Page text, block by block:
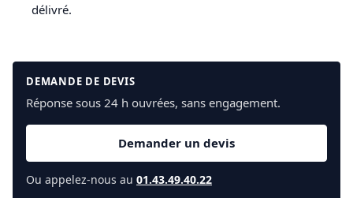
délivré.
DEMANDE DE DEVIS
Réponse sous 24 h ouvrées, sans engagement.
Demander un devis
Ou appelez-nous au 01.43.49.40.22